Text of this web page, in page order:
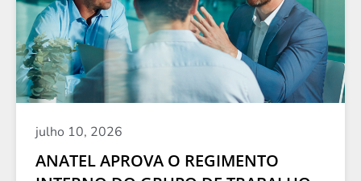
julho 10, 2026
ANATEL APROVA O REGIMENTO